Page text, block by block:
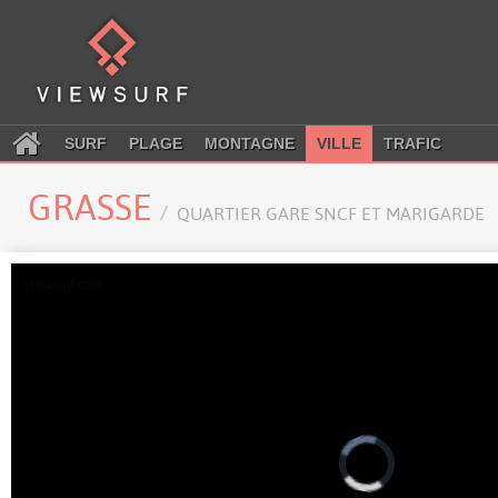
SURF PLAGE MONTAGNE VILLE TRAFIC
GRASSE QUARTIER GARE SNCF ET MARIGARDE